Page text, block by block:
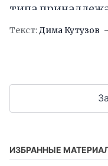
типа
получения
Текст:Дима Кутузов
ИЗБРАННЫЕ